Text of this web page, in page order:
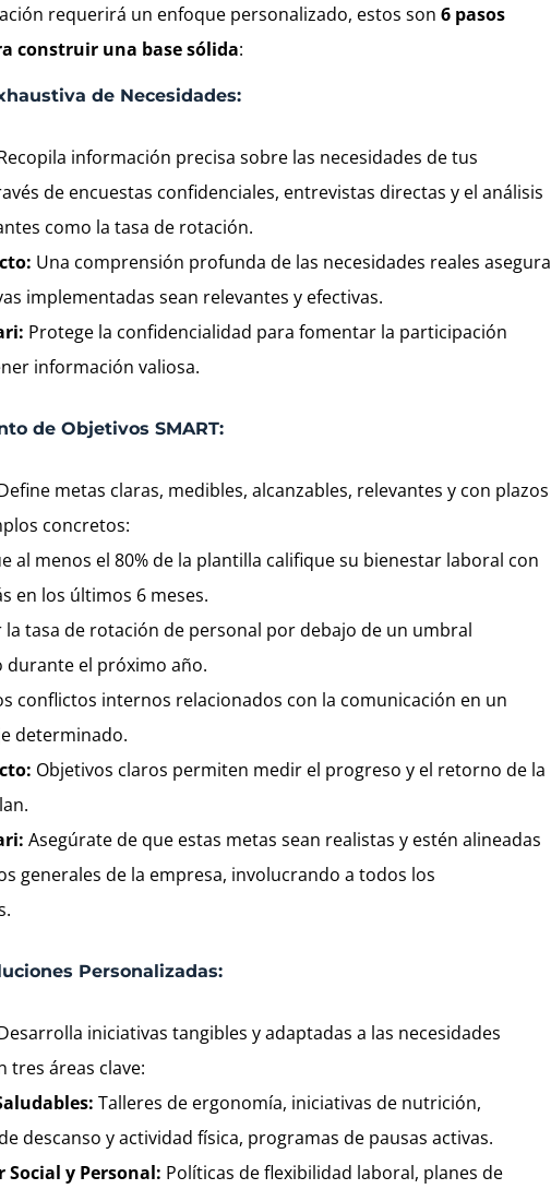
requerirá un enfoque personalizado, estos son6 pasos
construir una base sólida:
de Necesidades:
información precisa sobre las necesidades de tus
de encuestas confidenciales, entrevistas directas y el análisis
como la tasa de rotación.
Una comprensión profunda de las necesidades reales asegura
implementadas sean relevantes y efectivas.
Protege la confidencialidad para fomentar la participación
información valiosa.
de Objetivos SMART:
metas claras, medibles, alcanzables, relevantes y con plazos
concretos:
al menos el 80% de la plantilla califique su bienestar laboral con
en los últimos 6 meses.
la tasa de rotación de personal por debajo de un umbral
durante el próximo año.
conflictos internos relacionados con la comunicación en un
determinado.
Objetivos claros permiten medir el progreso y el retorno de la
Asegúrate de que estas metas sean realistas y estén alineadas
generales de la empresa, involucrando a todos los
Personalizadas:
iniciativas tangibles y adaptadas a las necesidades
tres áreas clave:
Talleres de ergonomía, iniciativas de nutrición,
descanso y actividad física, programas de pausas activas.
Social y Personal: Políticas de flexibilidad laboral, planes de